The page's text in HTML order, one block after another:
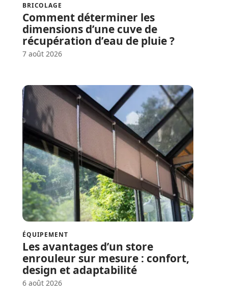
BRICOLAGE
Comment déterminer les
dimensions d’une cuve de
récupération d’eau de pluie ?
7 août 2026
ÉQUIPEMENT
Les avantages d’un store
enrouleur sur mesure : confort,
design et adaptabilité
6 août 2026